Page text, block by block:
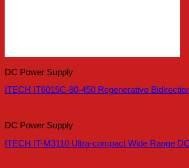
DC Power Supply
ITECH IT6015C-80-450 Regenerative
DC Power Supply
ITECH IT-M3110 Ultra-compact Wide Range